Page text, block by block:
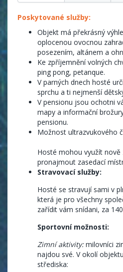
Poskytované služby:
Objekt má překrásný
oplocenou ovocnou
posezením, altánem a
Ke zpříjemnění volných
ping pong, petanque.
V parných dnech hosté
sprchu a ti nejmenší
V pensionu jsou ochotni
mapy a informační
pensionu.
Možnost ultrazvukového
Hosté mohou využít
pronajmout zasedací
Stravovací služby:
Hosté se stravují sami v
která je pro všechny
zařídit vám snídani, za
Sportovní možnosti:
Zimní aktivity:milovníci
najdou své. V okolí
střediska: